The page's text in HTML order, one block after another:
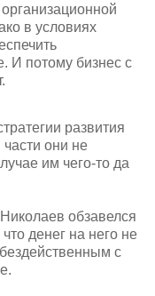
в условиях
И потому бизнес с
развития
они не
им чего-то да
обзавелся
денег на него не
с